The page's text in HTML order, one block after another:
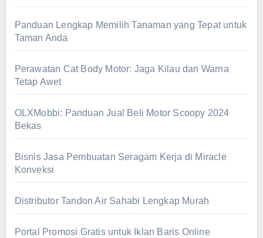
Panduan Lengkap Memilih Tanaman yang Tepat untuk
Taman Anda
Perawatan Cat Body Motor: Jaga Kilau dan Warna
Tetap Awet
OLXMobbi: Panduan Jual Beli Motor Scoopy 2024
Bekas
Bisnis Jasa Pembuatan Seragam Kerja di Miracle
Konveksi
Distributor Tandon Air Sahabi Lengkap Murah
Portal Promosi Gratis untuk Iklan Baris Online